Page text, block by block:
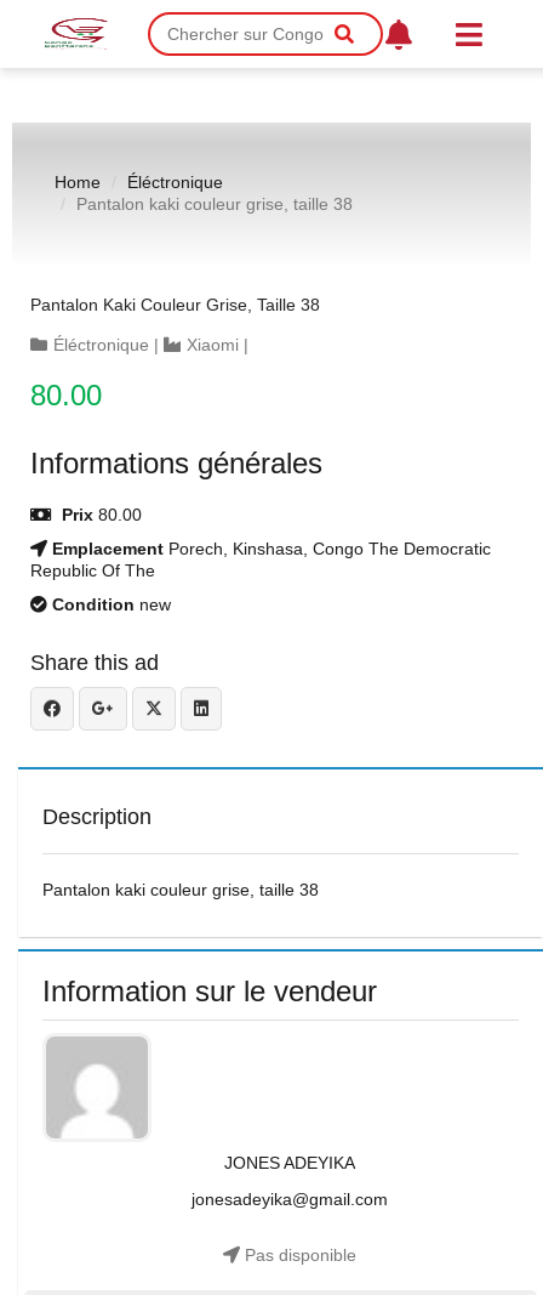
Home
Éléctronique
Pantalon kaki couleur grise, taille 38
Pantalon Kaki Couleur Grise, Taille 38
Éléctronique | Xiaomi |
80.00
Informations générales
Prix 80.00
Emplacement Porech, Kinshasa, Congo The Democratic
Republic Of The
Condition new
Share this ad
Description
Pantalon kaki couleur grise, taille 38
Information sur le vendeur
JONES ADEYIKA
jonesadeyika@gmail.com
Pas disponible